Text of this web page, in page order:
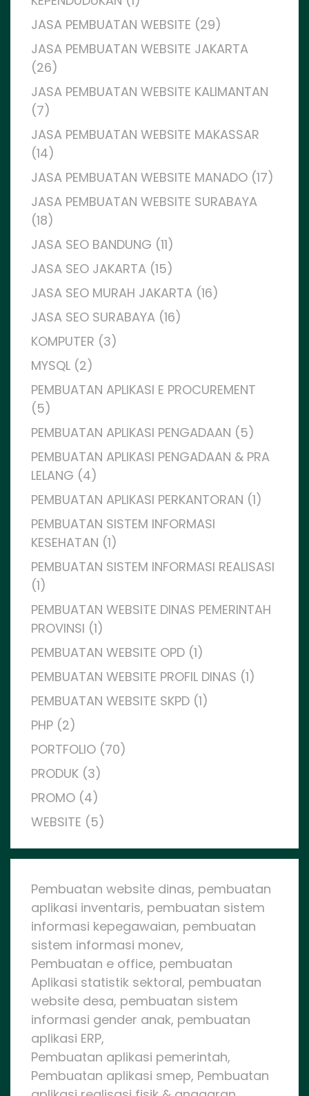
JASA PEMBUATAN WEBSITE (29)
JASA PEMBUATAN WEBSITE JAKARTA
(26)
JASA PEMBUATAN WEBSITE KALIMANTAN
(7)
JASA PEMBUATAN WEBSITE MAKASSAR
(14)
JASA PEMBUATAN WEBSITE MANADO (17)
JASA PEMBUATAN WEBSITE SURABAYA
(18)
JASA SEO BANDUNG (11)
JASA SEO JAKARTA (15)
JASA SEO MURAH JAKARTA (16)
JASA SEO SURABAYA (16)
KOMPUTER (3)
MYSQL (2)
PEMBUATAN APLIKASI E PROCUREMENT
(5)
PEMBUATAN APLIKASI PENGADAAN (5)
PEMBUATAN APLIKASI PENGADAAN & PRA
LELANG (4)
PEMBUATAN APLIKASI PERKANTORAN (1)
PEMBUATAN SISTEM INFORMASI
KESEHATAN (1)
PEMBUATAN SISTEM INFORMASI REALISASI
(1)
PEMBUATAN WEBSITE DINAS PEMERINTAH
PROVINSI (1)
PEMBUATAN WEBSITE OPD (1)
PEMBUATAN WEBSITE PROFIL DINAS (1)
PEMBUATAN WEBSITE SKPD (1)
PHP (2)
PORTFOLIO (70)
PRODUK (3)
PROMO (4)
WEBSITE (5)
Pembuatan website dinas, pembuatan
aplikasi inventaris, pembuatan sistem
informasi kepegawaian, pembuatan
sistem informasi monev,
Pembuatan e office, pembuatan
Aplikasi statistik sektoral, pembuatan
website desa, pembuatan sistem
informasi gender anak, pembuatan
aplikasi ERP,
Pembuatan aplikasi pemerintah,
Pembuatan aplikasi smep, Pembuatan